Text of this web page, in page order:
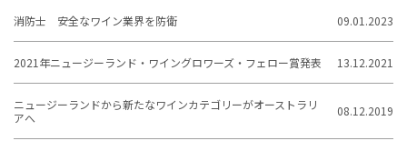
消防士 安全なワイン業界を防衛 09.01.2023
2021年ニュージーランド・ワイングロワーズ・フェロー賞発表 13.12.2021
ニュージーランドから新たなワインカテゴリーがオーストラリ
アへ
08.12.2019